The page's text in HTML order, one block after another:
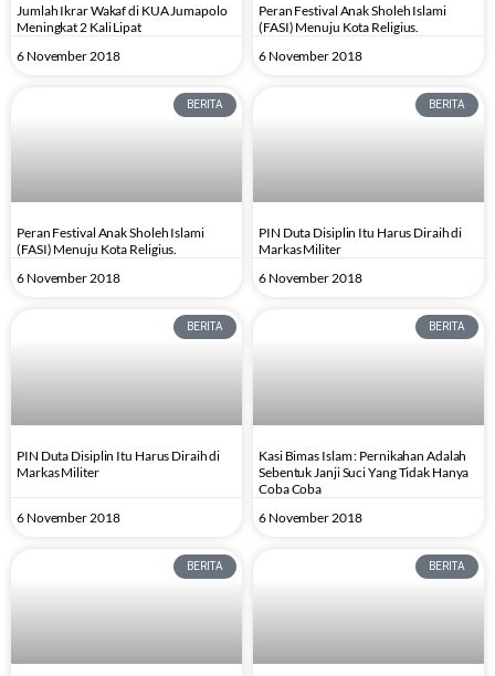
Jumlah Ikrar Wakaf di KUA Jumapolo
Meningkat 2 Kali Lipat
6 November 2018
Peran Festival Anak Sholeh Islami
(FASI) Menuju Kota Religius.
6 November 2018
BERITA
Peran Festival Anak Sholeh Islami
(FASI) Menuju Kota Religius.
6 November 2018
BERITA
PIN Duta Disiplin Itu Harus Diraih di
Markas Militer
6 November 2018
BERITA
PIN Duta Disiplin Itu Harus Diraih di
Markas Militer
6 November 2018
BERITA
Kasi Bimas Islam : Pernikahan Adalah
Sebentuk Janji Suci Yang Tidak Hanya
Coba Coba
6 November 2018
BERITA BERITA